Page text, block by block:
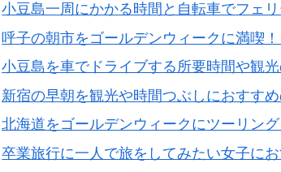
小豆島一周にかかる時間と自転車でフェ
呼子の朝市をゴールデンウィークに満喫
小豆島を車でドライブする所要時間や観
新宿の早朝を観光や時間つぶしにおすすめ
北海道をゴールデンウィークにツーリン
卒業旅行に一人で旅をしてみたい女子にお